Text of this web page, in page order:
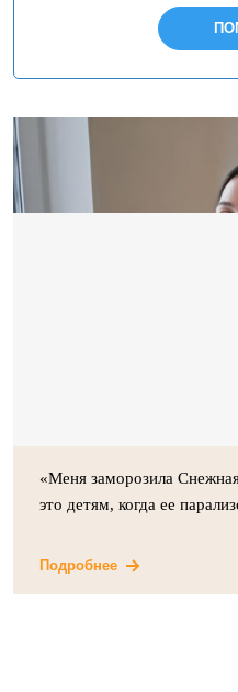
«Меня заморозила
это детям, когда ее
Подробнее